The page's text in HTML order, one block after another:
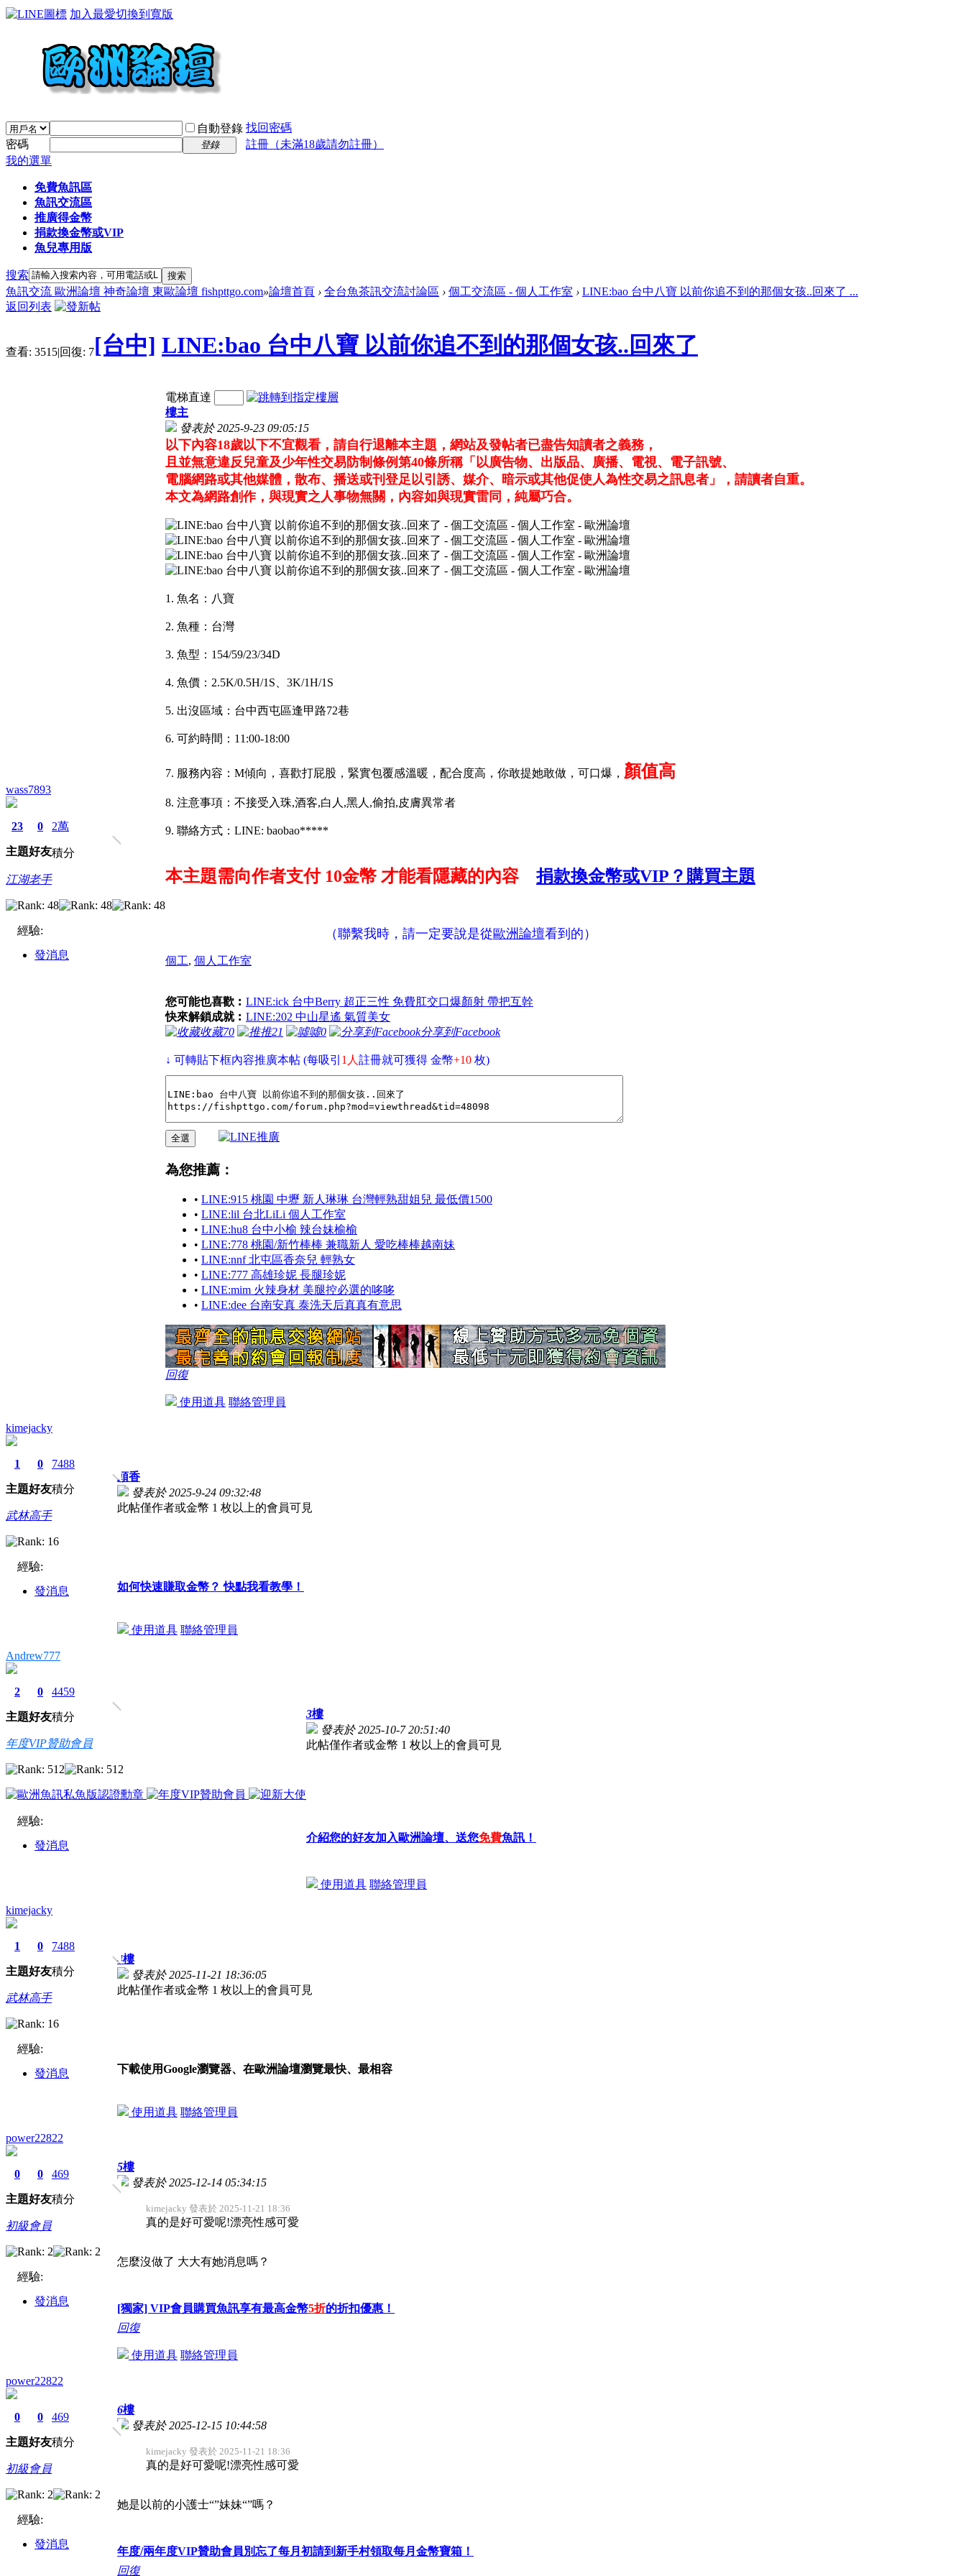
加入最愛切換到寬版
自動登錄 找回密碼
密碼
登錄
註冊（未滿18歲請勿註冊）
我的選單
免費魚訊區
魚訊交流區
推廣得金幣
捐款換金幣或VIP
魚兒專用版
搜索 搜索
魚訊交流 歐洲論壇 神奇論壇 東歐論壇 fishpttgo.com»論壇首頁 › 全台魚茶訊交流討論區 › 個工交流區 - 個人工作室 › LINE:bao 台中八寶 以前你追不到的那個女孩..回來了 ...
返回列表
查看: 3515|回復: 7[台中] LINE:bao 台中八寶 以前你追不到的那個女孩..回來了
wass7893
23
主題
0
好友
2萬
積分
江湖老手
經驗:
發消息
電梯直達
樓主
發表於 2025-9-23 09:05:15
以下內容18歲以下不宜觀看，請自行退離本主題，網站及發帖者已盡告知讀者之義務，
且並無意違反兒童及少年性交易防制條例第40條所稱「以廣告物、出版品、廣播、電視、電子訊號、
電腦網路或其他媒體，散布、播送或刊登足以引誘、媒介、暗示或其他促使人為性交易之訊息者」，請讀者自重。
本文為網路創作，與現實之人事物無關，內容如與現實雷同，純屬巧合。
1. 魚名：八寶
2. 魚種：台灣
3. 魚型：154/59/23/34D
4. 魚價：2.5K/0.5H/1S、3K/1H/1S
5. 出沒區域：台中西屯區逢甲路72巷
6. 可約時間：11:00-18:00
7. 服務內容：M傾向，喜歡打屁股，緊實包覆感溫暖，配合度高，你敢提她敢做，可口爆， 顏值高
8. 注意事項：不接受入珠,酒客,白人,黑人,偷拍,皮膚異常者
9. 聯絡方式：LINE: baobao*****
本主題需向作者支付 10金幣才能看隱藏的內容捐款換金幣或VIP？ 購買主題
（聯繫我時，請一定要說是從歐洲論壇看到的）
個工, 個人工作室
您可能也喜歡︰ LINE:ick 台中Berry 超正三性 免費肛交口爆顏射 帶把互幹
快來解鎖成就︰ LINE:202 中山星遙 氣質美女
收藏70 推21 噓0 分享到Facebook
↓ 可轉貼下框內容推廣本帖 (每吸引 1人 註冊就可獲得 金幣+10 枚)
為您推薦：
• LINE:915 桃園 中壢 新人琳琳 台灣輕熟甜姐兒 最低價1500
• LINE:lil 台北LiLi 個人工作室
• LINE:hu8 台中小榆 辣台妹榆榆
• LINE:778 桃園/新竹棒棒 兼職新人 愛吃棒棒越南妹
• LINE:nnf 北屯區香奈兒 輕熟女
• LINE:777 高雄珍妮 長腿珍妮
• LINE:mim 火辣身材 美腿控必選的哆哆
• LINE:dee 台南安真 泰洗天后真真有意思
回復
使用道具 聯絡管理員
kimejacky
1
主題
0
好友
7488
積分
武林高手
經驗:
發消息
頭香
發表於 2025-9-24 09:32:48
此帖僅作者或金幣 1 枚以上的會員可見
如何快速賺取金幣？ 快點我看教學！
使用道具 聯絡管理員
Andrew777
2
主題
0
好友
4459
積分
年度VIP贊助會員
經驗:
發消息
3樓
發表於 2025-10-7 20:51:40
此帖僅作者或金幣 1 枚以上的會員可見
介紹您的好友加入歐洲論壇、送您免費魚訊！
使用道具 聯絡管理員
kimejacky
1
主題
0
好友
7488
積分
武林高手
經驗:
發消息
4樓
發表於 2025-11-21 18:36:05
此帖僅作者或金幣 1 枚以上的會員可見
下載使用Google瀏覽器、在歐洲論壇瀏覽最快、最相容
使用道具 聯絡管理員
power22822
0
主題
0
好友
469
積分
初級會員
經驗:
發消息
5樓
發表於 2025-12-14 05:34:15
kimejacky 發表於 2025-11-21 18:36
真的是好可愛呢!漂亮性感可愛
怎麼沒做了 大大有她消息嗎？
[獨家] VIP會員購買魚訊享有最高金幣5折的折扣優惠！
回復
使用道具 聯絡管理員
power22822
0
主題
0
好友
469
積分
初級會員
經驗:
發消息
6樓
發表於 2025-12-15 10:44:58
kimejacky 發表於 2025-11-21 18:36
真的是好可愛呢!漂亮性感可愛
她是以前的小護士“”妹妹“”嗎？
年度/兩年度VIP贊助會員別忘了每月初請到新手村領取每月金幣寶箱！
回復